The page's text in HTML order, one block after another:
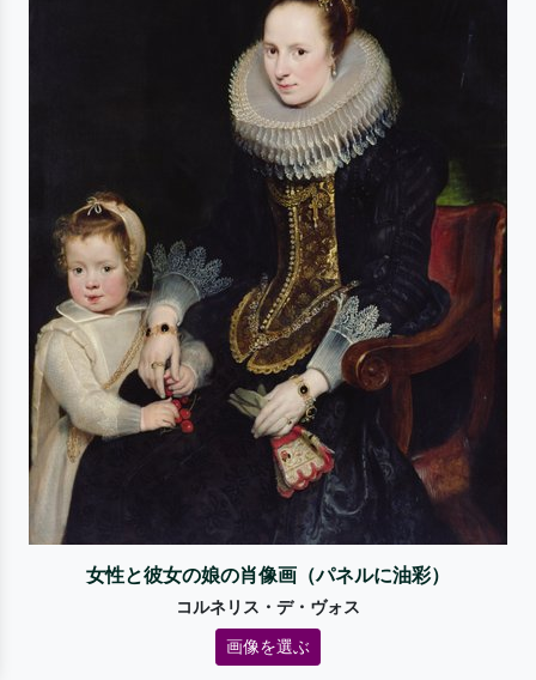
女性と彼女の娘の肖像画（パネルに油彩）
コルネリス・デ・ヴォス
画像を選ぶ